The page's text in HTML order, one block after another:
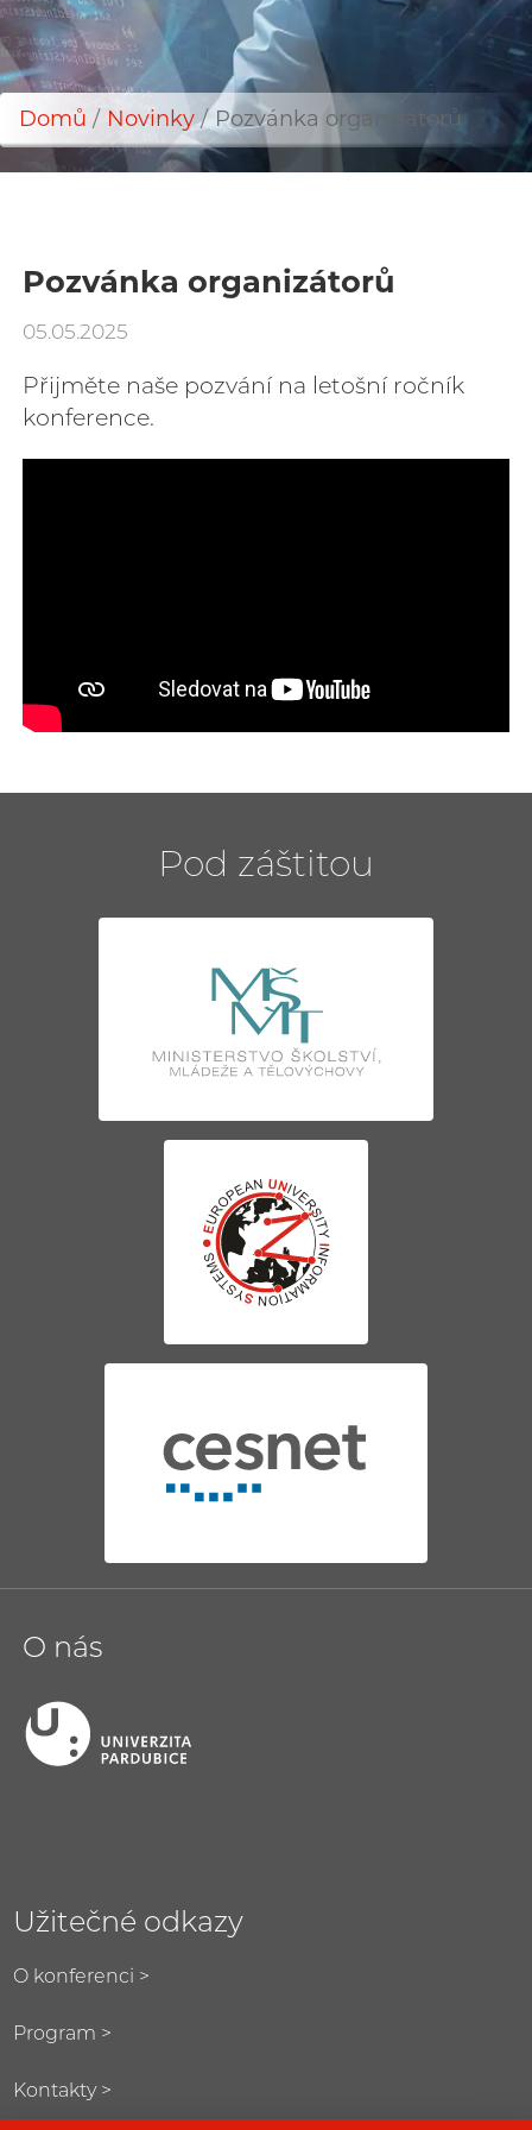
Drobečková
Domů Novinky Pozvánka organizátorů
Pozvánka organizátorů
05.05.2025
Přijměte naše pozvání na letošní ročník
konference.
Pod záštitou
O nás
Užitečné odkazy
O konferenci >
Program >
Kontakty >